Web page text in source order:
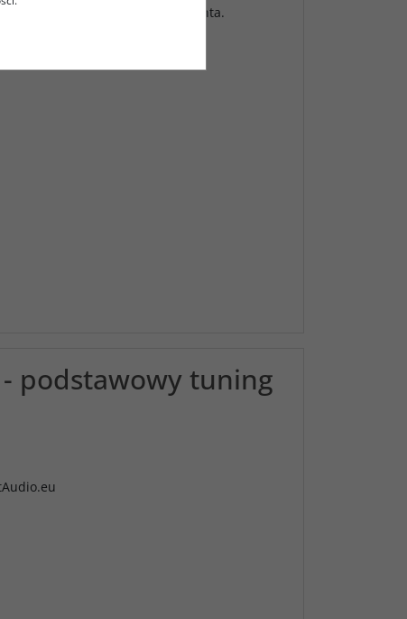
samodzielnie przez naszego klienta.
podstawowy tuning